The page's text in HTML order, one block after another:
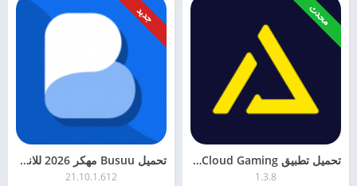
محدث
تحميل تطبيق JoyArk Cloud Gaming مهكر للاندرويد احدث اصدار
1.3.8
جديد
تحميل Busuu مهكر 2026 للاندرويد لتعلم اللغات
21.10.1.612